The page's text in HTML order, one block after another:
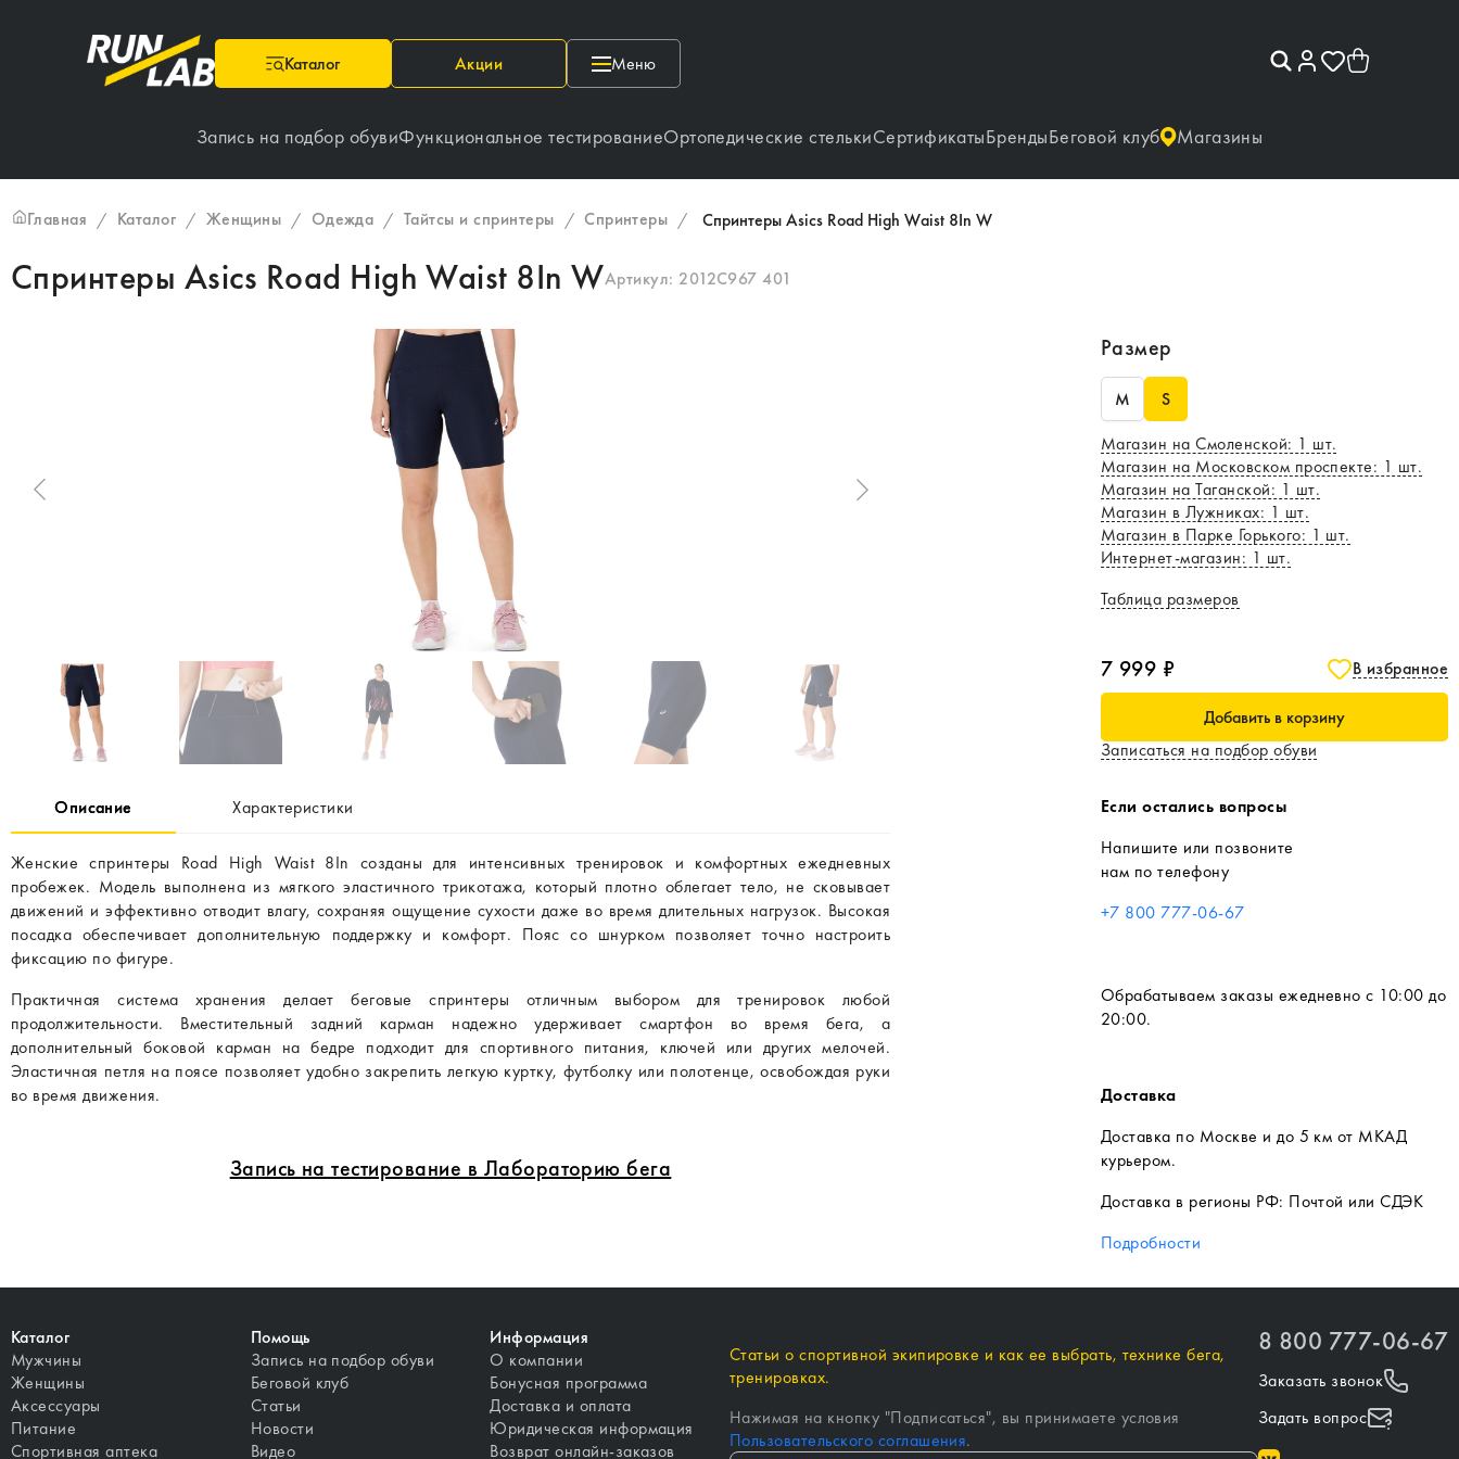
Каталог Акции Меню
Запись на подбор обувиФункциональное тестированиеОртопедические стелькиСертификатыБрендыБеговой клуб Магазины
Главная / Каталог / Женщины / Одежда / Тайтсы и спринтеры / Спринтеры / Спринтеры Asics Road High Waist 8In W
Спринтеры Asics Road High Waist 8In WАртикул: 2012C967 401
Описание Характеристики
Женские спринтеры Road High Waist 8In созданы для интенсивных тренировок и комфортных ежедневных
пробежек. Модель выполнена из мягкого эластичного трикотажа, который плотно облегает тело, не сковывает
движений и эффективно отводит влагу, сохраняя ощущение сухости даже во время длительных нагрузок. Высокая
посадка обеспечивает дополнительную поддержку и комфорт. Пояс со шнурком позволяет точно настроить
фиксацию по фигуре.
Практичная система хранения делает беговые спринтеры отличным выбором для тренировок любой
продолжительности. Вместительный задний карман надежно удерживает смартфон во время бега, а
дополнительный боковой карман на бедре подходит для спортивного питания, ключей или других мелочей.
Эластичная петля на поясе позволяет удобно закрепить легкую куртку, футболку или полотенце, освобождая руки
во время движения.
Запись на тестирование в Лабораторию бега
Размер
M
S
Магазин на Смоленской: 1 шт.
Магазин на Московском проспекте: 1 шт.
Магазин на Таганской: 1 шт.
Магазин в Лужниках: 1 шт.
Магазин в Парке Горького: 1 шт.
Интернет-магазин: 1 шт.
Таблица размеров
7 999 ₽ В избранное
Добавить в корзину
Записаться на подбор обуви
Если остались вопросы
Напишите или позвоните
нам по телефону
+7 800 777-06-67
Обрабатываем заказы ежедневно с 10:00 до
20:00.
Доставка
Доставка по Москве и до 5 км от МКАД
курьером.
Доставка в регионы РФ: Почтой или СДЭК
Подробности
Каталог
Мужчины
Женщины
Аксессуары
Питание
Спортивная аптека
Помощь
Запись на подбор обуви
Беговой клуб
Статьи
Новости
Видео
Информация
О компании
Бонусная программа
Доставка и оплата
Юридическая информация
Возврат онлайн-заказов
Статьи о спортивной экипировке и как ее выбрать, технике бега,
тренировках.
Нажимая на кнопку "Подписаться", вы принимаете условия
Пользовательского соглашения.
8 800 777-06-67
Заказать звонок
Задать вопрос